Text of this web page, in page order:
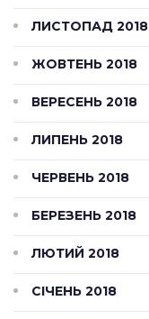
ЛИСТОПАД 2018
ЖОВТЕНЬ 2018
ВЕРЕСЕНЬ 2018
ЛИПЕНЬ 2018
ЧЕРВЕНЬ 2018
БЕРЕЗЕНЬ 2018
ЛЮТИЙ 2018
СІЧЕНЬ 2018